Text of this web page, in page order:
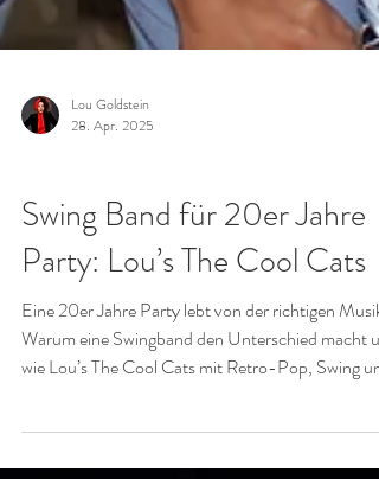
GALAS & FIRMENFEIERN
Swing Band für 20er Jahre
Party: Lou’s The Cool Cats
Eine 20er Jahre Party lebt von der richtigen Musik.